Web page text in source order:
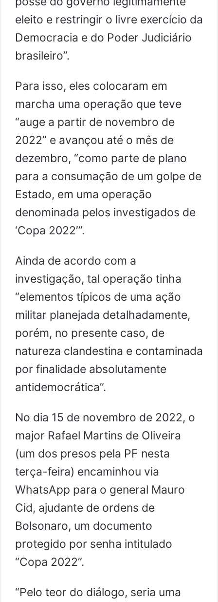
eleito e restringir o livre exercício da
Democracia e do Poder Judiciário
brasileiro”.
Para isso, eles colocaram em
marcha uma operação que teve
“auge a partir de novembro de
2022” e avançou até o mês de
dezembro, “como parte de plano
para a consumação de um golpe de
Estado, em uma operação
denominada pelos investigados de
‘Copa 2022′”.
Ainda de acordo com a
investigação, tal operação tinha
“elementos típicos de uma ação
militar planejada detalhadamente,
porém, no presente caso, de
natureza clandestina e contaminada
por finalidade absolutamente
antidemocrática”.
No dia 15 de novembro de 2022, o
major Rafael Martins de Oliveira
(um dos presos pela PF nesta
terça-feira) encaminhou via
WhatsApp para o general Mauro
Cid, ajudante de ordens de
Bolsonaro, um documento
protegido por senha intitulado
“Copa 2022”.
“Pelo teor do diálogo, seria uma